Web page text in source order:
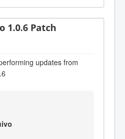
1.0.6 Patch
updates from